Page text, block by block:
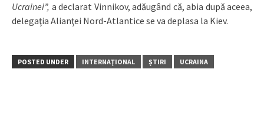
Ucrainei”, a declarat Vinnikov, adăugând că, abia după aceea,
delegaţia Alianţei Nord-Atlantice se va deplasa la Kiev.
POSTED UNDER INTERNAŢIONAL ȘTIRI UCRAINA